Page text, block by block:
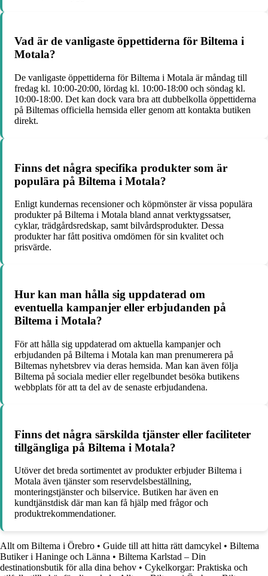
Vad är de vanligaste öppettiderna för Biltema i
Motala?
De vanligaste öppettiderna för Biltema i Motala är måndag till
fredag kl. 10:00-20:00, lördag kl. 10:00-18:00 och söndag kl.
10:00-18:00. Det kan dock vara bra att dubbelkolla öppettiderna
på Biltemas officiella hemsida eller genom att kontakta butiken
direkt.
Finns det några specifika produkter som är
populära på Biltema i Motala?
Enligt kundernas recensioner och köpmönster är vissa populära
produkter på Biltema i Motala bland annat verktygssatser,
cyklar, trädgårdsredskap, samt bilvårdsprodukter. Dessa
produkter har fått positiva omdömen för sin kvalitet och
prisvärde.
Hur kan man hålla sig uppdaterad om
eventuella kampanjer eller erbjudanden på
Biltema i Motala?
För att hålla sig uppdaterad om aktuella kampanjer och
erbjudanden på Biltema i Motala kan man prenumerera på
Biltemas nyhetsbrev via deras hemsida. Man kan även följa
Biltema på sociala medier eller regelbundet besöka butikens
webbplats för att ta del av de senaste erbjudandena.
Finns det några särskilda tjänster eller faciliteter
tillgängliga på Biltema i Motala?
Utöver det breda sortimentet av produkter erbjuder Biltema i
Motala även tjänster som reservdelsbeställning,
monteringstjänster och bilservice. Butiken har även en
kundtjänstdisk där man kan få hjälp med frågor och
produktrekommendationer.
Allt om Biltema i Örebro • Guide till att hitta rätt damcykel • Biltema
Butiker i Haninge och Länna • Biltema Karlstad – Din
destinationsbutik för alla dina behov • Cykelkorgar: Praktiska och